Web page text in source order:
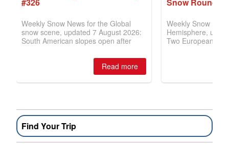
Find Your Trip